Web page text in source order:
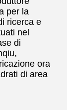
per la
ricerca e
nel
di
ora
di area